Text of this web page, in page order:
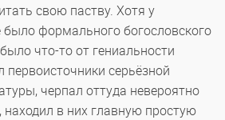
свою паству. Хотя у
формального богословского
что-то от гениальности
серьёзной
черпал оттуда невероятно
в них главную простую